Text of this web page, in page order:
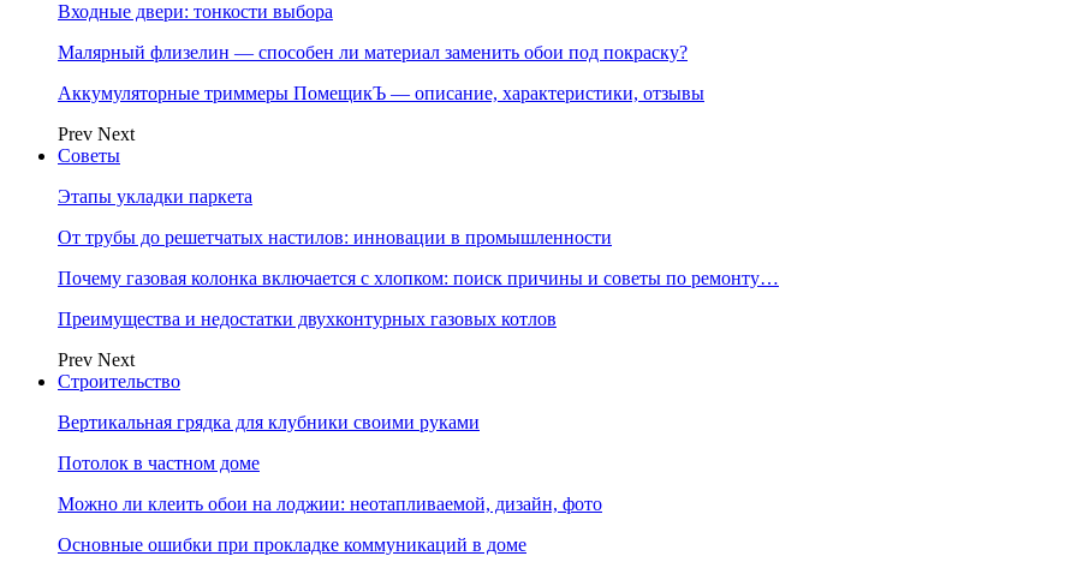
Входные двери: тонкости выбора
Малярный флизелин — способен ли материал заменить обои под покраску?
Аккумуляторные триммеры ПомещикЪ — описание, характеристики, отзывы
Prev Next
Советы
Этапы укладки паркета
От трубы до решетчатых настилов: инновации в промышленности
Почему газовая колонка включается с хлопком: поиск причины и советы по ремонту…
Преимущества и недостатки двухконтурных газовых котлов
Prev Next
Строительство
Вертикальная грядка для клубники своими руками
Потолок в частном доме
Можно ли клеить обои на лоджии: неотапливаемой, дизайн, фото
Основные ошибки при прокладке коммуникаций в доме